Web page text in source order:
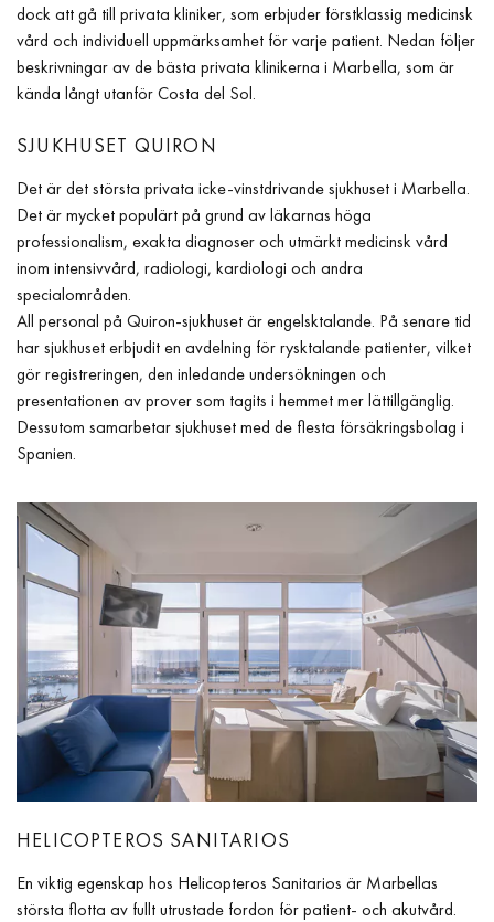
dock att gå till privata kliniker, som erbjuder förstklassig medicinsk
vård och individuell uppmärksamhet för varje patient. Nedan följer
beskrivningar av de bästa privata klinikerna i Marbella, som är
kända långt utanför Costa del Sol.
SJUKHUSET QUIRON
Det är det största privata icke-vinstdrivande sjukhuset i Marbella.
Det är mycket populärt på grund av läkarnas höga
professionalism, exakta diagnoser och utmärkt medicinsk vård
inom intensivvård, radiologi, kardiologi och andra
specialområden.
All personal på Quiron-sjukhuset är engelsktalande. På senare tid
har sjukhuset erbjudit en avdelning för rysktalande patienter, vilket
gör registreringen, den inledande undersökningen och
presentationen av prover som tagits i hemmet mer lättillgänglig.
Dessutom samarbetar sjukhuset med de flesta försäkringsbolag i
Spanien.
HELICOPTEROS SANITARIOS
En viktig egenskap hos Helicopteros Sanitarios är Marbellas
största flotta av fullt utrustade fordon för patient- och akutvård.